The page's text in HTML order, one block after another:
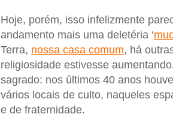
Hoje, porém, isso infelizmente
andamento mais uma deletéria ‘
Terra, nossa casa comum, há
religiosidade estivesse
sagrado: nos últimos 40 anos
vários locais de culto, naqueles
e de fraternidade.